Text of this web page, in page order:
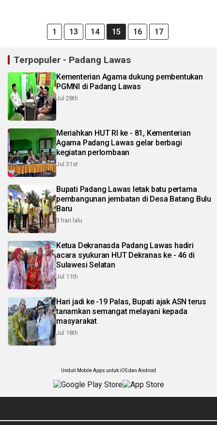
1 13 14 15 16 17
Terpopuler - Padang Lawas
Kementerian Agama dukung pembentukan
PGMNI di Padang Lawas
Jul 28th
Meriahkan HUT RI ke - 81, Kementerian
Agama Padang Lawas gelar berbagi
kegiatan perlombaan
Jul 31st
Bupati Padang Lawas letak batu pertama
pembangunan jembatan di Desa Batang Bulu
Baru
3 hari lalu
Ketua Dekranasda Padang Lawas hadiri
acara syukuran HUT Dekranas ke - 46 di
Sulawesi Selatan
Jul 11th
Hari jadi ke -19 Palas, Bupati ajak ASN terus
tanamkan semangat melayani kepada
masyarakat
Jul 18th
Unduh Mobile Apps untuk iOS dan Android